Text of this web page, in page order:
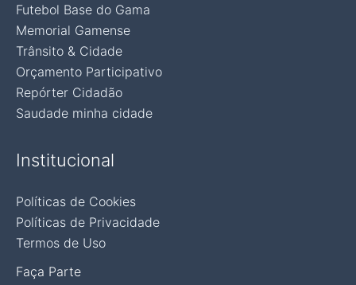
Futebol Base do Gama
Memorial Gamense
Trânsito & Cidade
Orçamento Participativo
Repórter Cidadão
Saudade minha cidade
Institucional
Políticas de Cookies
Políticas de Privacidade
Termos de Uso
Faça Parte